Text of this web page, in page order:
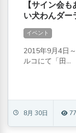
【サイン会
い犬わんダー
イベント
2015年9月4日
ルコにて「田...
8月 30日